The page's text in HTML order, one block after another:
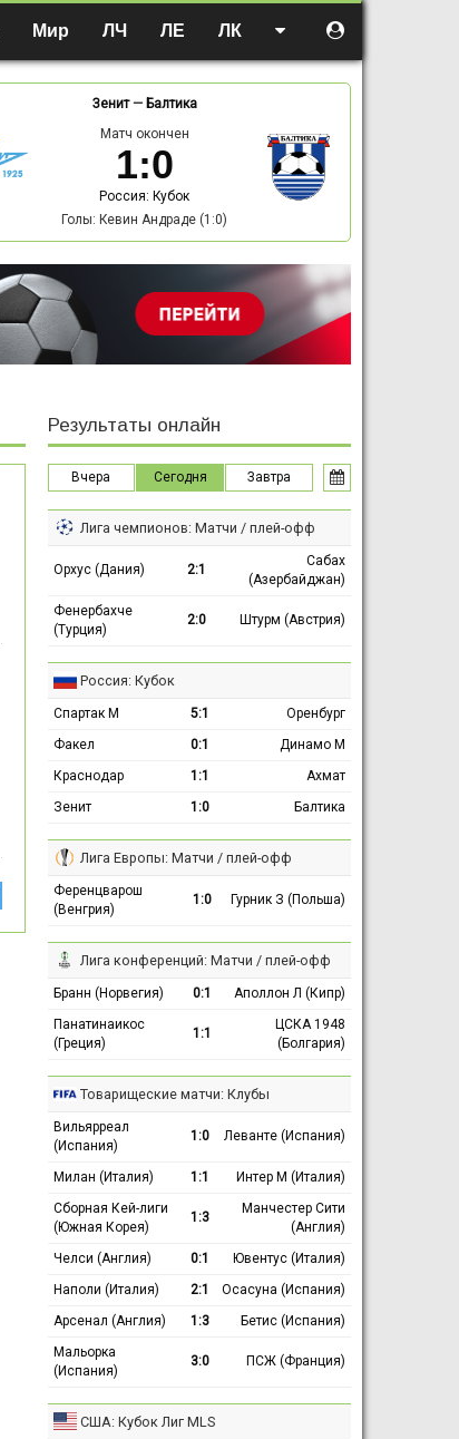
Мир ЛЧ ЛЕ ЛК
Зенит— Балтика
Матч окончен
1:0
Россия: Кубок
Голы: Кевин Андраде (1:0)
Результаты онлайн
Вчера Сегодня Завтра
Лига чемпионов: Матчи / плей-офф
Орхус (Дания) 2:1
Сабах
(Азербайджан)
Фенербахче
(Турция)
2:0 Штурм (Австрия)
Россия: Кубок
Спартак М 5:1
Оренбург
Факел
0:1
Динамо М
Краснодар
1:1
Ахмат
Зенит
1:0 Балтика
Лига Европы: Матчи / плей-офф
Ференцварош
(Венгрия)
1:0 Гурник З (Польша)
Лига конференций: Матчи / плей-офф
Бранн (Норвегия) 0:1
Аполлон Л (Кипр)
Панатинаикос
(Греция)
1:1
ЦСКА 1948
(Болгария)
Товарищеские матчи: Клубы
Вильярреал
(Испания)
1:0 Леванте (Испания)
Милан (Италия) 1:1
Интер М (Италия)
Сборная Кей-лиги
(Южная Корея)
1:3
Манчестер Сити
(Англия)
Челси (Англия)
0:1
Ювентус (Италия)
Наполи (Италия)
2:1
Осасуна (Испания)
Арсенал (Англия)
1:3
Бетис (Испания)
Мальорка
(Испания)
3:0 ПСЖ (Франция)
США: Кубок Лиг MLS